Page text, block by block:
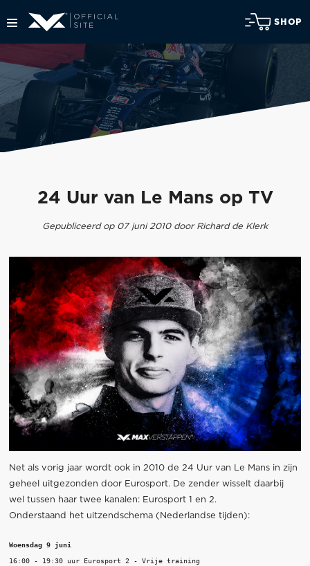
SHOP
24 Uur van Le Mans op TV
Gepubliceerd op 07 juni 2010 door Richard de Klerk
Net als vorig jaar wordt ook in 2010 de 24 Uur van Le Mans in zijn
geheel uitgezonden door Eurosport. De zender wisselt daarbij
wel tussen haar twee kanalen: Eurosport 1 en 2.
Onderstaand het uitzendschema (Nederlandse tijden):
Woensdag 9 juni
16:00 - 19:30 uur Eurosport 2 - Vrije training